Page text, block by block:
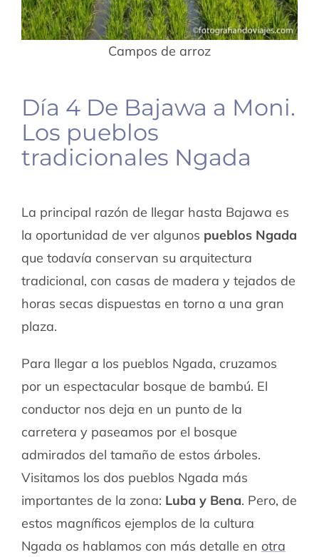
Campos de arroz
Día 4 De Bajawa a Moni.
Los pueblos
tradicionales Ngada
La principal razón de llegar hasta Bajawa es
la oportunidad de ver algunos pueblos Ngada
que todavía conservan su arquitectura
tradicional, con casas de madera y tejados de
horas secas dispuestas en torno a una gran
plaza.
Para llegar a los pueblos Ngada, cruzamos
por un espectacular bosque de bambú. El
conductor nos deja en un punto de la
carretera y paseamos por el bosque
admirados del tamaño de estos árboles.
Visitamos los dos pueblos Ngada más
importantes de la zona: Luba y Bena. Pero, de
estos magníficos ejemplos de la cultura
Ngada os hablamos con más detalle en otra